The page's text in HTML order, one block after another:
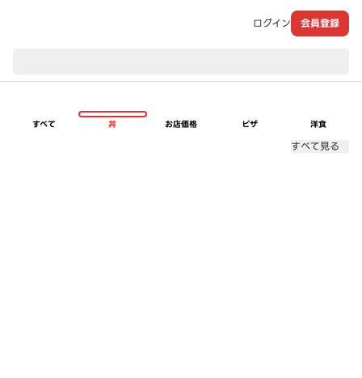
ログイン 会員登録
すべて 丼 お店価格 ピザ 洋食
すべて見る